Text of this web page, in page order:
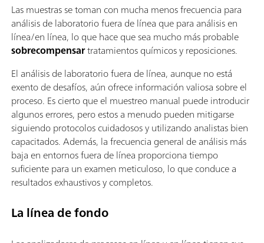
Las muestras se toman con mucha menos frecuencia para
análisis de laboratorio fuera de línea que para análisis en
línea/en línea, lo que hace que sea mucho más probable
sobrecompensartratamientos químicos y reposiciones.
El análisis de laboratorio fuera de línea, aunque no está
exento de desafíos, aún ofrece información valiosa sobre el
proceso. Es cierto que el muestreo manual puede introducir
algunos errores, pero estos a menudo pueden mitigarse
siguiendo protocolos cuidadosos y utilizando analistas bien
capacitados. Además, la frecuencia general de análisis más
baja en entornos fuera de línea proporciona tiempo
suficiente para un examen meticuloso, lo que conduce a
resultados exhaustivos y completos.
La línea de fondo